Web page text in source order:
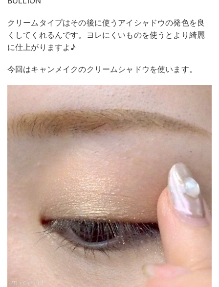
クリームタイプはその後に使うアイシャドウの発色を良
くしてくれるんです。ヨレにくいものを使うとより綺麗
に仕上がりますよ♪
今回はキャンメイクのクリームシャドウを使います。